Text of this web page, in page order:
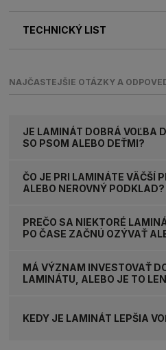
TECHNICKÝ LIST
NAJČASTEJŠIE OTÁZKY A
JE LAMINÁT DOBRÁ VOĽBA
SO PSOM ALEBO DEŤMI?
ČO JE PRI LAMINÁTE VÄČŠÍ
ALEBO NEROVNÝ PODKLAD?
PREČO SA NIEKTORÉ
PO ČASE ZAČNÚ OZÝVAŤ
MÁ VÝZNAM INVESTOVAŤ
LAMINÁTU, ALEBO JE TO
KEDY JE LAMINÁT LEPŠIA